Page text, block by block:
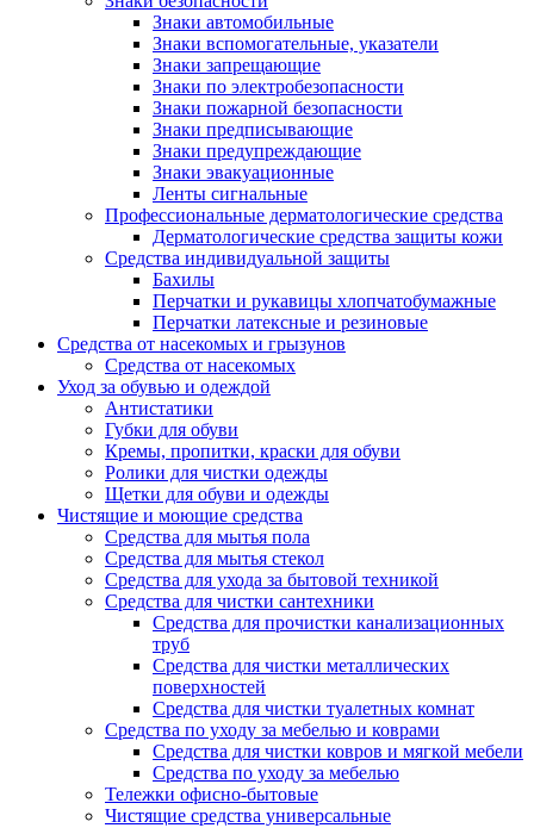
Знаки автомобильные
Знаки вспомогательные, указатели
Знаки запрещающие
Знаки по электробезопасности
Знаки пожарной безопасности
Знаки предписывающие
Знаки предупреждающие
Знаки эвакуационные
Ленты сигнальные
Профессиональные дерматологические средства
Дерматологические средства защиты кожи
Средства индивидуальной защиты
Бахилы
Перчатки и рукавицы хлопчатобумажные
Перчатки латексные и резиновые
Средства от насекомых и грызунов
Средства от насекомых
Уход за обувью и одеждой
Антистатики
Губки для обуви
Кремы, пропитки, краски для обуви
Ролики для чистки одежды
Щетки для обуви и одежды
Чистящие и моющие средства
Средства для мытья пола
Средства для мытья стекол
Средства для ухода за бытовой техникой
Средства для чистки сантехники
Средства для прочистки канализационных
труб
Средства для чистки металлических
поверхностей
Средства для чистки туалетных комнат
Средства по уходу за мебелью и коврами
Средства для чистки ковров и мягкой мебели
Средства по уходу за мебелью
Тележки офисно-бытовые
Чистящие средства универсальные